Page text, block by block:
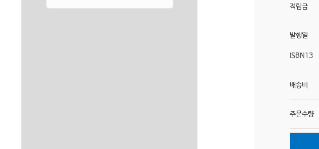
적립금
발행일
ISBN13
배송비
주문수량